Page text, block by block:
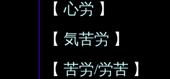
【心労 】
【 気苦労 】
【 苦労/労苦 】